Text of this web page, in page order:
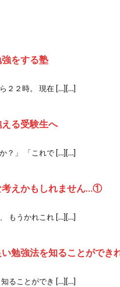
をする塾
２２時。 現在 […][…]
る受験生へ
？」 「これで […][…]
えかもしれません…①
もうかれこれ […][…]
勉強法を知ることができ
ることができ […][…]